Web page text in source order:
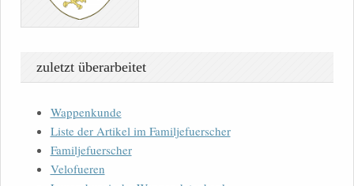
zuletzt überarbeitet
Wappenkunde
Liste der Artikel im Familjefuerscher
Familjefuerscher
Velofueren